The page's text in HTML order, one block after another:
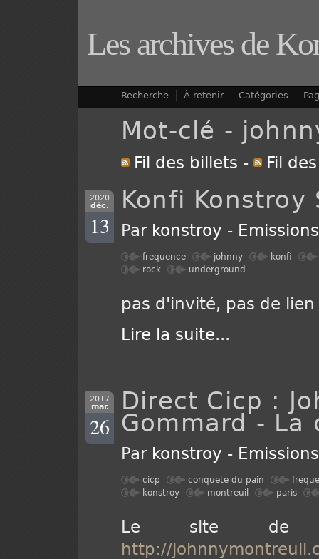
Les archives de
Recherche À retenir Catégories
Mot-clé -
Fil des billets - Fil
2020
déc.
13
Konfi Konstroy
Par konstroy -
frequence johnny
konfi
rock
underground
pas d'invité, pas de lien
Lire la suite...
2017
mar.
26
Direct Cicp :
Gommard -
Par konstroy -
cicp conquete du pain
konstroy
montreuil paris
Le site de
http://